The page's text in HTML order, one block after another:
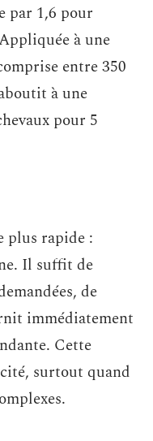
par 1,6 pour
à une
entre 350
à une
pour 5
plus rapide :
Il suffit de
de
immédiatement
Cette
surtout quand